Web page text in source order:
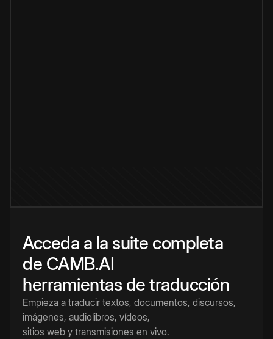
Acceda a la suite completa
de CAMB.AI
herramientas de traducción
Empieza a traducir textos, documentos, discursos,
imágenes, audiolibros, vídeos,
sitios web y transmisiones en vivo.